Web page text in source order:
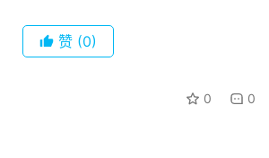
注册
赞 (0)
0 0